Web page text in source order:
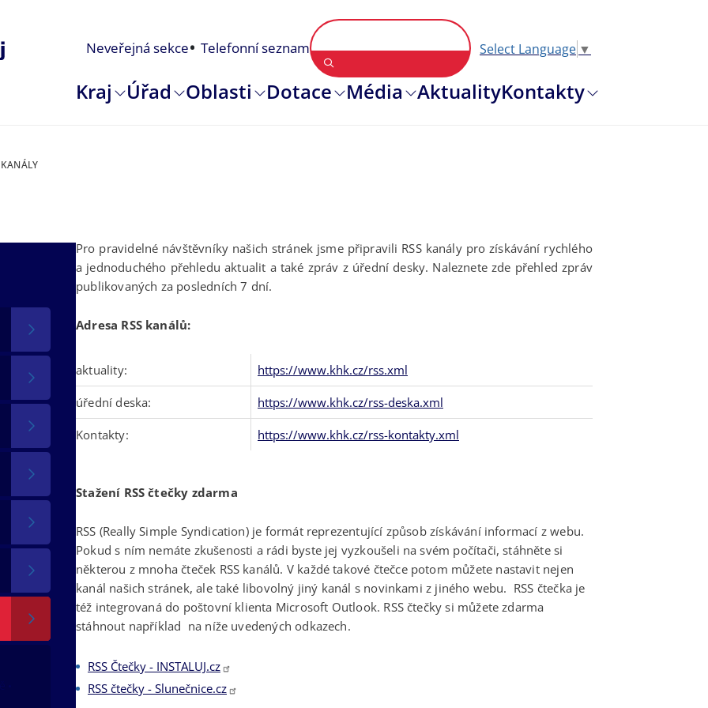
Neveřejná sekce Telefonní seznam Select Language ▼
Kraj Úřad Oblasti Dotace Média AktualityKontakty
Pro pravidelné návštěvníky našich stránek jsme připravili RSS kanály pro získávání rychlého
a jednoduchého přehledu aktualit a také zpráv z úřední desky. Naleznete zde přehled zpráv
publikovaných za posledních 7 dní.
Adresa RSS kanálů:
aktuality: https://www.khk.cz/rss.xml
úřední deska: https://www.khk.cz/rss-deska.xml
Kontakty: https://www.khk.cz/rss-kontakty.xml
Stažení RSS čtečky zdarma
RSS (Really Simple Syndication) je formát reprezentující způsob získávání informací z webu.
Pokud s ním nemáte zkušenosti a rádi byste jej vyzkoušeli na svém počítači, stáhněte si
některou z mnoha čteček RSS kanálů. V každé takové čtečce potom můžete nastavit nejen
kanál našich stránek, ale také libovolný jiný kanál s novinkami z jiného webu. RSS čtečka je
též integrovaná do poštovní klienta Microsoft Outlook. RSS čtečky si můžete zdarma
stáhnout například na níže uvedených odkazech.
RSS Čtečky - INSTALUJ.cz
RSS čtečky - Slunečnice.cz